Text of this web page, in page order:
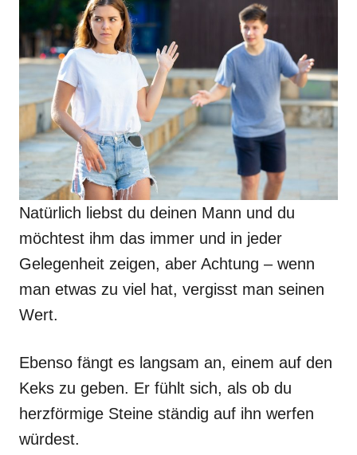
Natürlich liebst du deinen Mann und du
möchtest ihm das immer und in jeder
Gelegenheit zeigen, aber Achtung – wenn
man etwas zu viel hat, vergisst man seinen
Wert.
Ebenso fängt es langsam an, einem auf den
Keks zu geben. Er fühlt sich, als ob du
herzförmige Steine ständig auf ihn werfen
würdest.